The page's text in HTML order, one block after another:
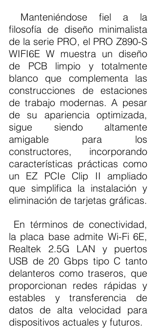
filosofía de diseño minimalista
de la serie PRO, el PRO Z890-S
WIFI6E W muestra un diseño
de PCB limpio y totalmente
blanco que complementa las
construcciones de estaciones
de trabajo modernas. A pesar
de su apariencia optimizada,
sigue siendo altamente
amigable para los
constructores, incorporando
características prácticas como
un EZ PCIe Clip II ampliado
que simplifica la instalación y
eliminación de tarjetas gráficas.
la placa base admite Wi-Fi 6E,
Realtek 2.5G LAN y puertos
USB de 20 Gbps tipo C tanto
delanteros como traseros, que
proporcionan redes rápidas y
estables y transferencia de
datos de alta velocidad para
dispositivos actuales y futuros.